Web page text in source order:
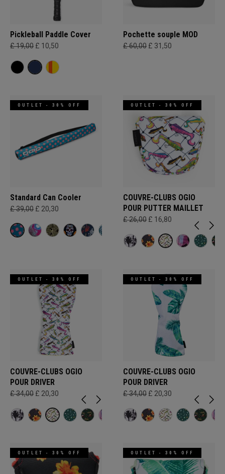
Pickleball Paddle Cover
£ 19,00 £ 10,50
Pochette souple MOD
£ 60,00 £ 31,50
OUTLET - 30% OFF
Standard Can Cooler
£ 39,00 £ 20,30
OUTLET - 30% OFF
COUVRE-CLUBS OGIO
POUR PUTTER MAILLET
£ 26,00 £ 16,80
OUTLET - 30% OFF
COUVRE-CLUBS OGIO
POUR DRIVER
£ 34,00 £ 20,30
OUTLET - 30% OFF
COUVRE-CLUBS OGIO
POUR DRIVER
£ 34,00 £ 20,30
OUTLET - 30% OFF OUTLET - 30% OFF